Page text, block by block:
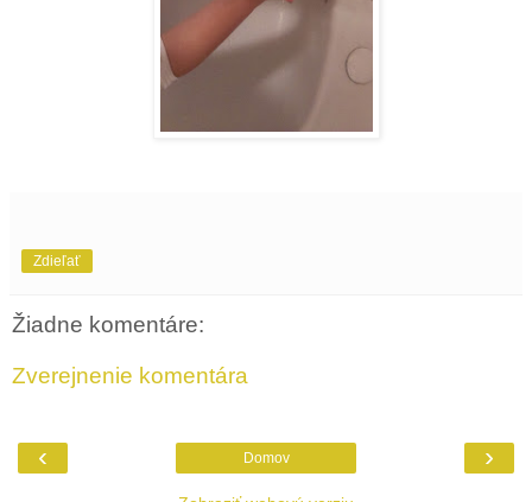
Zdieľať
Žiadne komentáre:
Zverejnenie komentára
‹ ›
Domov